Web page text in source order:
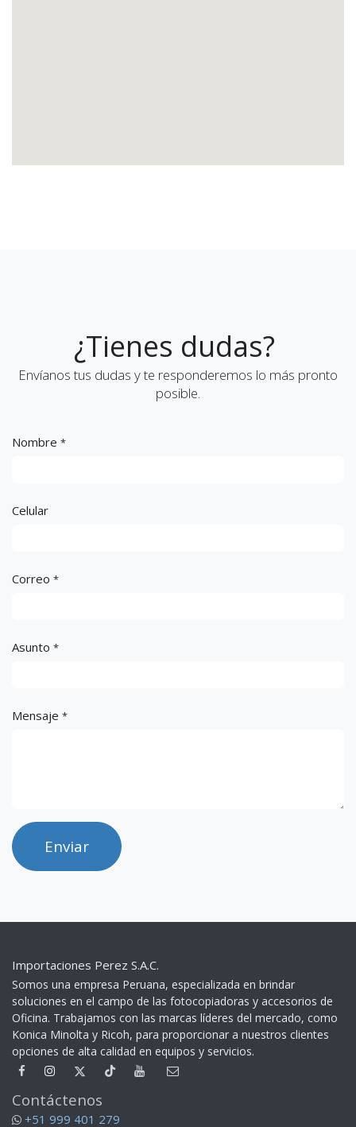
¿Tienes dudas?
Envíanos tus dudas y te responderemos lo más pronto
posible.
Nombre *
Celular
Correo *
Asunto *
Mensaje *
Enviar
Importaciones Perez S.A.C.
Somos una empresa Peruana, especializada en brindar
soluciones en el campo de las fotocopiadoras y accesorios de
Oficina. Trabajamos con las marcas líderes del mercado, como
Konica Minolta y Ricoh, para proporcionar a nuestros clientes
opciones de alta calidad en equipos y servicios.​
Contáctenos
+51 999 401 279